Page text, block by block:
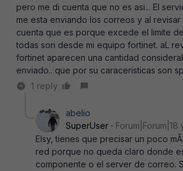
pero me di cuenta que no es asi... El
me esta enviando los correos y al
cuenta que es porque excede el limite
todas son desde mi equipo fortinet. aL
fortinet aparecen una cantidad
enviado.. que por su caraceristicas son
1 reply
abelio
SuperUser
Forum|Forum|18
Elsy, tienes que precisar un poco
red porque no queda claro donde
componente o el server de correo.